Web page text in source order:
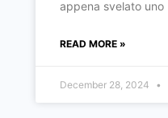
appena svelato uno
READ MORE »
December 28, 2024